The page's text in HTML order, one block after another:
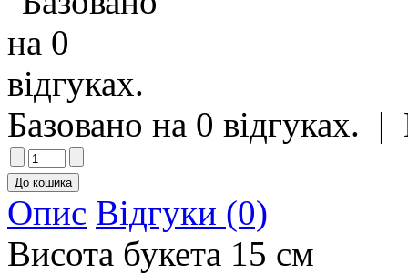
Базовано на 0 відгуках. |
Опис Відгуки (0)
Висота букета 15 см